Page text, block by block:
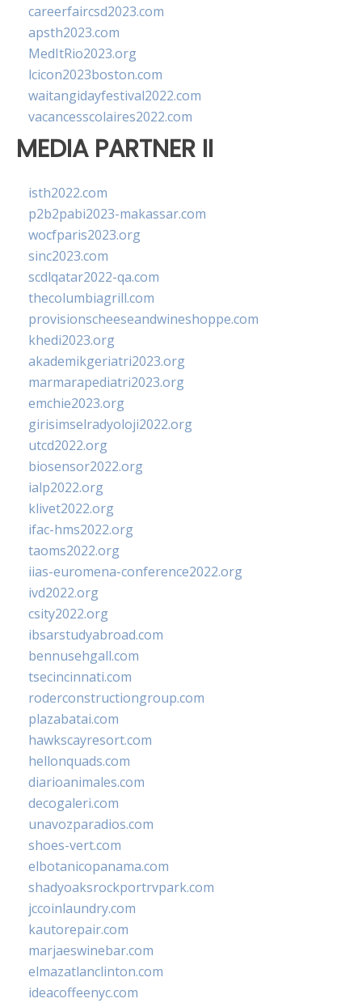
careerfaircsd2023.com
apsth2023.com
MedItRio2023.org
lcicon2023boston.com
waitangidayfestival2022.com
vacancesscolaires2022.com
MEDIA PARTNER II
isth2022.com
p2b2pabi2023-makassar.com
wocfparis2023.org
sinc2023.com
scdlqatar2022-qa.com
thecolumbiagrill.com
provisionscheeseandwineshoppe.com
khedi2023.org
akademikgeriatri2023.org
marmarapediatri2023.org
emchie2023.org
girisimselradyoloji2022.org
utcd2022.org
biosensor2022.org
ialp2022.org
klivet2022.org
ifac-hms2022.org
taoms2022.org
iias-euromena-conference2022.org
ivd2022.org
csity2022.org
ibsarstudyabroad.com
bennusehgall.com
tsecincinnati.com
roderconstructiongroup.com
plazabatai.com
hawkscayresort.com
hellonquads.com
diarioanimales.com
decogaleri.com
unavozparadios.com
shoes-vert.com
elbotanicopanama.com
shadyoaksrockportrvpark.com
jccoinlaundry.com
kautorepair.com
marjaeswinebar.com
elmazatlanclinton.com
ideacoffeenyc.com